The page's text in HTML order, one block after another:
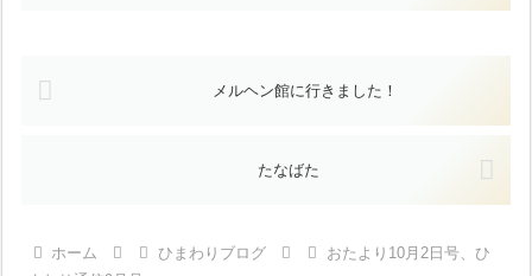
メルヘン館に行きました！
たなばた
ホーム ひまわりブログ
おたより10月2日号、ひ